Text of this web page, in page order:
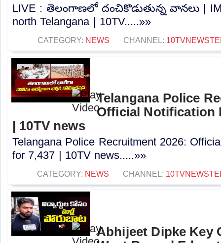
LIVE : తెలంగాణలో దంచికొడుతున్న వానలు |
north Telangana | 10TV.....»»
CATEGORY: NEWS CHANNEL:
Telangana Police
Official Notification
| 10TV news
Telangana Police Recruitment 2026:
for 7,437 | 10TV news.....»»
CATEGORY: NEWS CHANNEL:
Abhijeet Dipke Key